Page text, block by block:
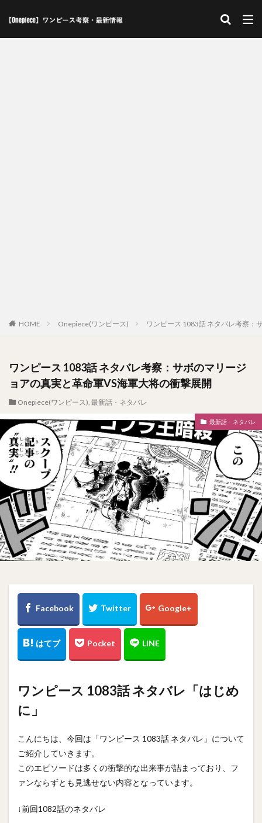
HOME Onepiece(ワンピース) ワンピース 1083話 ネタバレ考察：
ワンピース 1083話 ネタバレ考察：サボのマリージ
ョアの真実と革命軍VS海軍大将の衝撃展開
Onepiece(ワンピース), 最新話・ネタバレ
最新話・ネタバレ
ワンピース 1083話 ネタバレ「はじめ
に」
こんにちは、今回は「ワンピース 1083話 ネタバレ」について
ご紹介していきます。
このエピソードは多くの衝撃的な出来事が詰まっており、フ
ァンならずとも見逃せない内容となっています。
↓前回1082話のネタバレ